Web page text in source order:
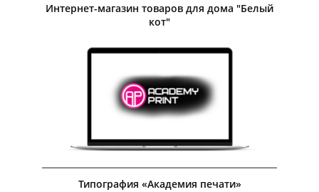
Интернет-магазин товаров для дома "Белый
кот"
Посмотреть кейс
Типография «Академия печати»